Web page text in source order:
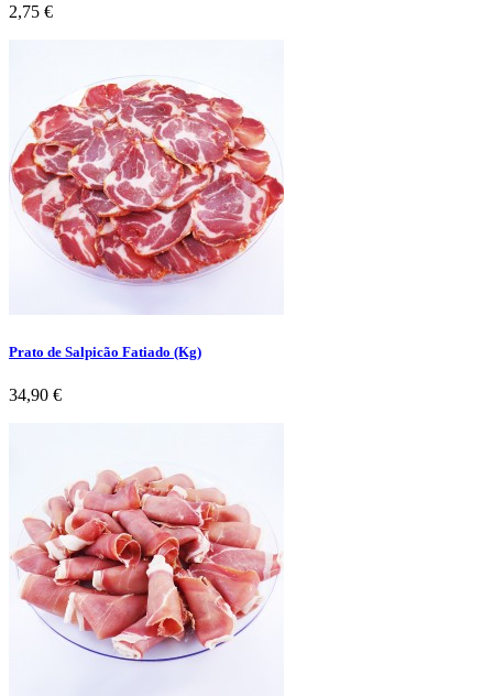
Preço
2,75 €
Prato de Salpicão Fatiado (Kg)
Preço
34,90 €